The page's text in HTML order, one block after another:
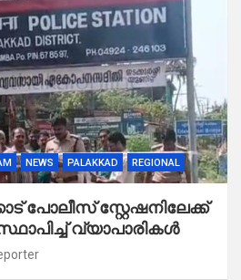
NEWS PALAKKAD REGIONAL
പോലീസ് സ്റ്റേഷനിലേക്ക്
വ്യാപാരികൾ